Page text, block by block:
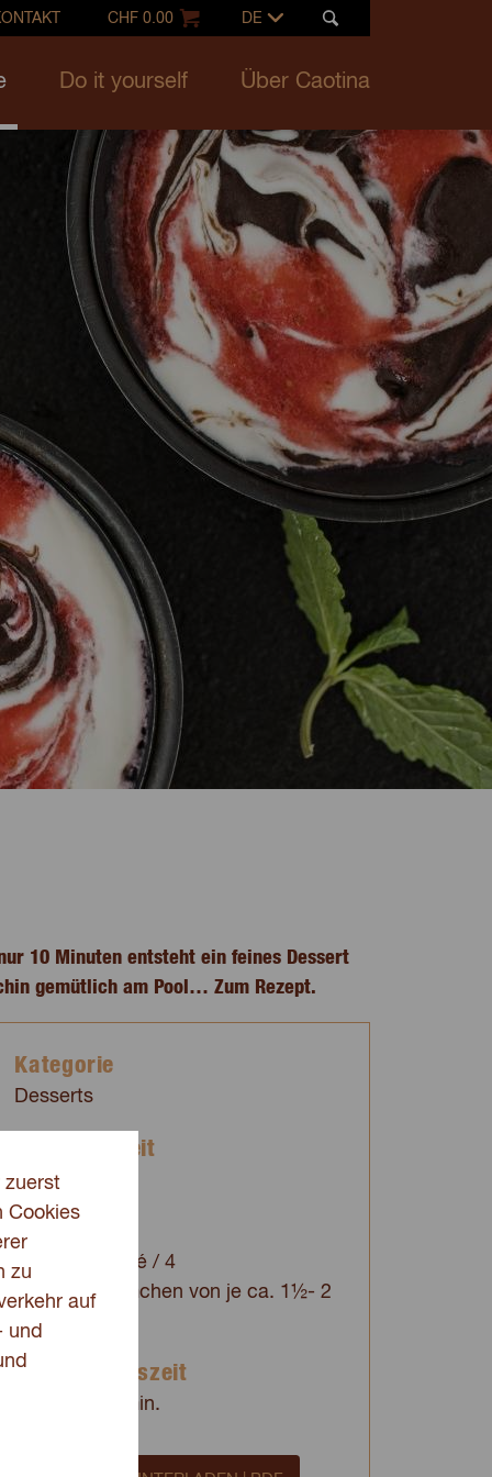
CHF 0.00 DE
Do it yourself Über Caotina
10 Minuten entsteht ein feines Dessert
gemütlich am Pool… Zum Rezept.
Kategorie
Desserts
Schwierigkeit
Mittel
4 Stängelglacé / 4
Portionenförmchen von je ca. 1½- 2
dl
Zubereitungszeit
mehr als 60 min.
zuerst
Cookies
zu
auf
und